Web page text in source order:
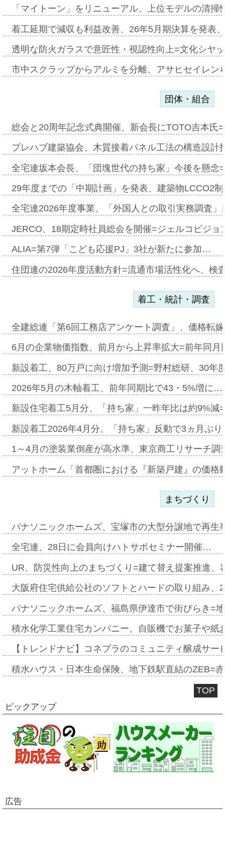
「マイトーン」をリニューアル、上位モデルの清
着工延期で減収も利益改善、26年5月期決算を発表
透明な防火ガラスで意匠性・視認性向上=文化シヤ
市中スクラップからアルミを分離、アサヒセイレ
団体・組合
総会と20周年記念式典開催、新会長にTOTO吉本氏
プレハブ建築協会、木質接着パネル工法の構造設
全宅連坂本会長、「団塊世代の持ち家」今後を懸
29年度までの「中期計画」を発表、建築物LCCO2
全宅連2026年度事業、「外国人との取引実務調査
JERCO、18期定時社員総会を開催=ジェルコビジ
ALIA=第7弾「こども応援PJ」3社が新たに参加…
住団連の2026年度活動方針=流通市場活性化へ、検
着工・統計・調査
全建総連「第6回工務店アンケート調査」、価格転
6月の企業物価指数、前月から上昇率拡大=前年同
新設着工、80万戸に向け増加予測=野村総研、30年
2026年5月の木軸着工、前年同期比で43・5%増に…
新設住宅着工5月分、「持ち家」一昨年比は約9%
新設着工2026年4月分、「持ち家」反動で3ヵ月ぶ
1～4月の塗装業倒産が高水準、東京商工リサーチ
アットホーム「首都圏における『新築戸建』の価
まちづくり
パナソニックホームズ、宝塚市の大型分譲地で再
全宅連、28日に会員向けハトサポセミナー開催…
UR、防災性向上のまちづくり=建て替え提案推進
大阪府住宅供給公社のソフトとハードの取り組み
パナソニックホームズ、福島県伊達市で街びらき=
積水化学工業住宅カンパニー、自販機でお菓子や
【トレンドナビ】コネプラのコミュニティ醸成サ
積水ハウス・日本生命保険、地下鉄駅直結のZEB=
TOP
ピックアップ
広告